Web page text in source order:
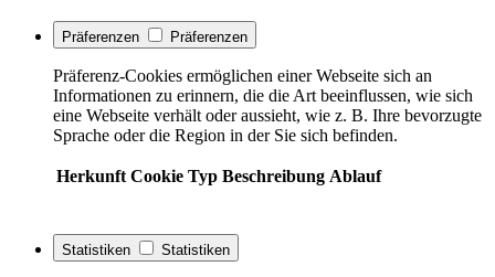
Präferenzen Präferenzen
Präferenz-Cookies ermöglichen einer Webseite sich an
Informationen zu erinnern, die die Art beeinflussen, wie sich
eine Webseite verhält oder aussieht, wie z. B. Ihre bevorzugte
Sprache oder die Region in der Sie sich befinden.
Herkunft Cookie Typ Beschreibung Ablauf
Statistiken Statistiken